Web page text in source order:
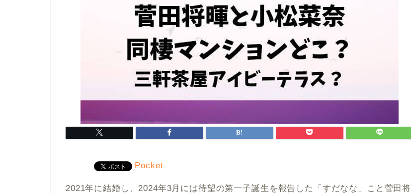
Pocket
2021年に結婚し、2024年3月には待望の第一子誕生を報告した「すだなな」こと菅田将